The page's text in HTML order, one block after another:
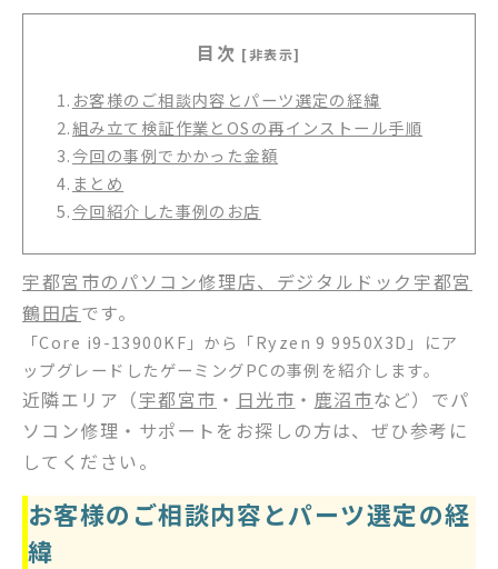
目次 [非表示]
1. お客様のご相談内容とパーツ選定の経緯
2.組み立て検証作業とOSの再インストール手順
3.今回の事例でかかった金額
4. まとめ
5.今回紹介した事例のお店
宇都宮市のパソコン修理店、デジタルドック宇都宮
鶴田店です。
「Core i9-13900KF」から「Ryzen 9 9950X3D」にア
ップグレードしたゲーミングPCの事例を紹介します。
近隣エリア（宇都宮市 ・ 日光市 ・ 鹿沼市など）でパ
ソコン修理・サポートをお探しの方は、ぜひ参考に
してください。
お客様のご相談内容とパーツ選定の経
緯